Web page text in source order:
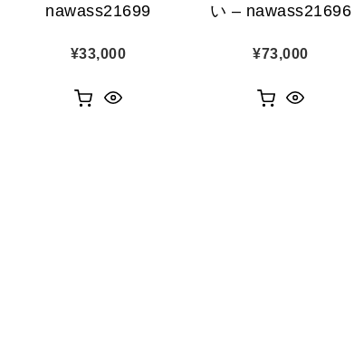
nawass21699
¥33,000
い – nawass21696
¥73,000